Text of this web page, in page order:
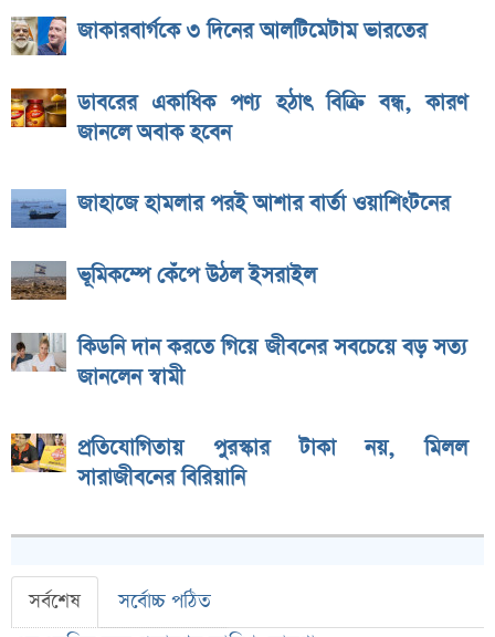
জাকারবার্গকে ৩ দিনের আলটিমেটাম ভারতের
ডাবরের একাধিক পণ্য হঠাৎ বিক্রি বন্ধ, কারণ
জানলে অবাক হবেন
জাহাজে হামলার পরই আশার বার্তা ওয়াশিংটনের
ভূমিকম্পে কেঁপে উঠল ইসরাইল
কিডনি দান করতে গিয়ে জীবনের সবচেয়ে বড় সত্য
জানলেন স্বামী
প্রতিযোগিতায় পুরস্কার টাকা নয়, মিলল
সারাজীবনের বিরিয়ানি
সর্বশেষ সর্বোচ্চ পঠিত